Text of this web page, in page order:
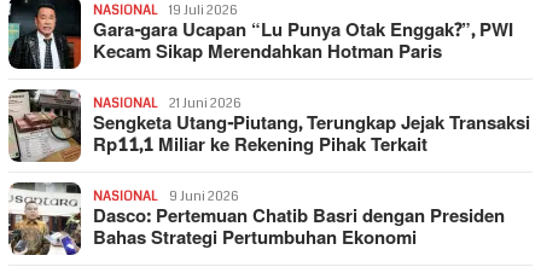
NASIONAL 19 Juli 2026
Gara-gara Ucapan “Lu Punya Otak Enggak?”, PWI
Kecam Sikap Merendahkan Hotman Paris
NASIONAL 21 Juni 2026
Sengketa Utang-Piutang, Terungkap Jejak Transaksi
Rp11,1 Miliar ke Rekening Pihak Terkait
NASIONAL 9 Juni 2026
Dasco: Pertemuan Chatib Basri dengan Presiden
Bahas Strategi Pertumbuhan Ekonomi